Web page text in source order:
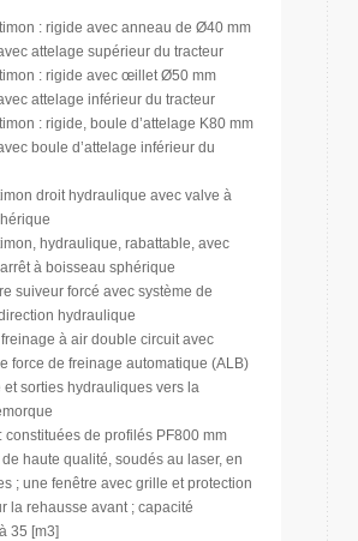
: rigide avec anneau de Ø40 mm
attelage supérieur du tracteur
: rigide avec œillet Ø50 mm
attelage inférieur du tracteur
: rigide, boule d’attelage K80 mm
boule d’attelage inférieur du
droit hydraulique avec valve à
hydraulique, rabattable, avec
à boisseau sphérique
suiveur forcé avec système de
hydraulique
à air double circuit avec
force de freinage automatique (ALB)
et sorties hydrauliques vers la
constituées de profilés PF800 mm
haute qualité, soudés au laser, en
; une fenêtre avec grille et protection
la rehausse avant ; capacité
35 [m3]